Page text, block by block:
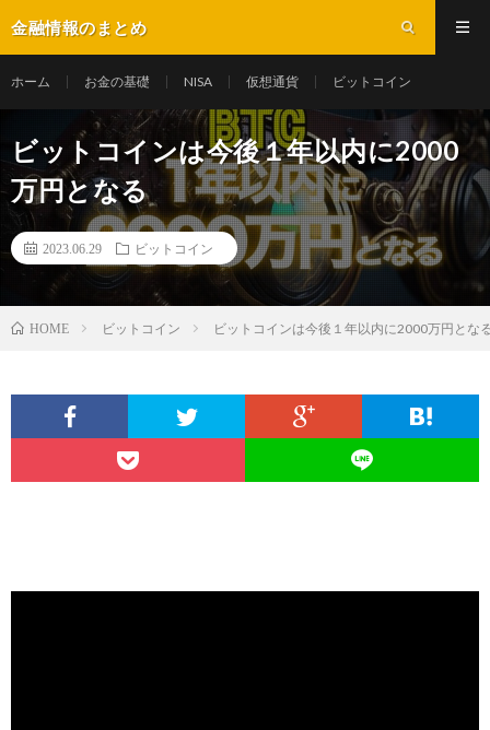
金融情報のまとめ
ホーム お金の基礎 NISA 仮想通貨 ビットコイン
ビットコインは今後１年以内に2000
万円となる
2023.06.29 ビットコイン
HOME ビットコイン ビットコインは今後１年以内に2000万円とな